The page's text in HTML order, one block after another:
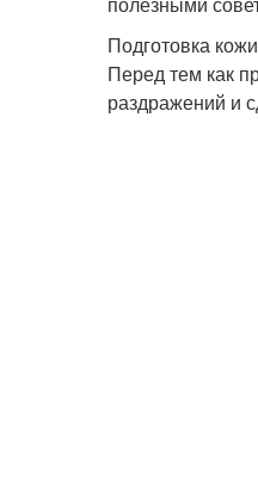
Подготовка
Перед тем как
раздражений и